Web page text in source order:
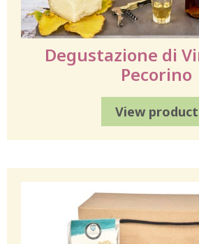
Degustazione di
Pecorino
View product